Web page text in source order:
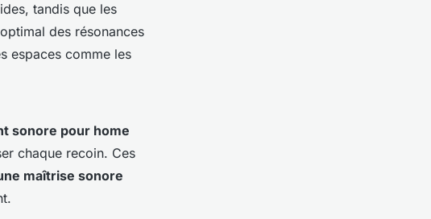
tandis que les
des résonances
espaces comme les
sonore pour home
chaque recoin. Ces
maîtrise sonore